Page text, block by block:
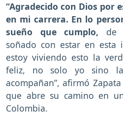
“Agradecido con Dios por
en mi carrera. En lo
sueño que cumplo, de
soñado con estar en esta
estoy viviendo esto la
feliz, no solo yo sino
acompañan”, afirmó
que abre su camino en
Colombia.